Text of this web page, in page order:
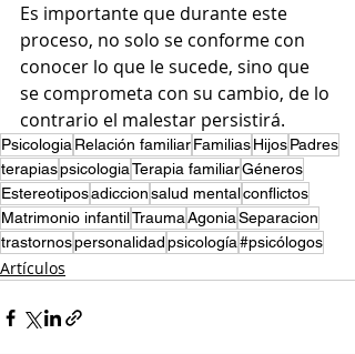
Es importante que durante este
proceso, no solo se conforme con
conocer lo que le sucede, sino que
se comprometa con su cambio, de lo
contrario el malestar persistirá.
Psicologia Relación familiarFamiliasHijosPadres
terapiaspsicologiaTerapia familiarGéneros
Estereotiposadiccionsalud mentalconflictos
Matrimonio infantilTraumaAgoniaSeparacion
trastornospersonalidadpsicología#psicólogos
Artículos